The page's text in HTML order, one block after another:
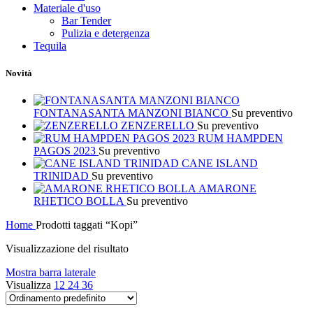
Materiale d'uso
Bar Tender
Pulizia e detergenza
Tequila
Novità
FONTANASANTA MANZONI BIANCO Su preventivo
ZENZERELLO Su preventivo
RUM HAMPDEN
PAGOS 2023 Su preventivo
CANE ISLAND
TRINIDAD Su preventivo
AMARONE
RHETICO BOLLA Su preventivo
Home Prodotti taggati “Kopi”
Visualizzazione del risultato
Mostra barra laterale
Visualizza 12 24 36